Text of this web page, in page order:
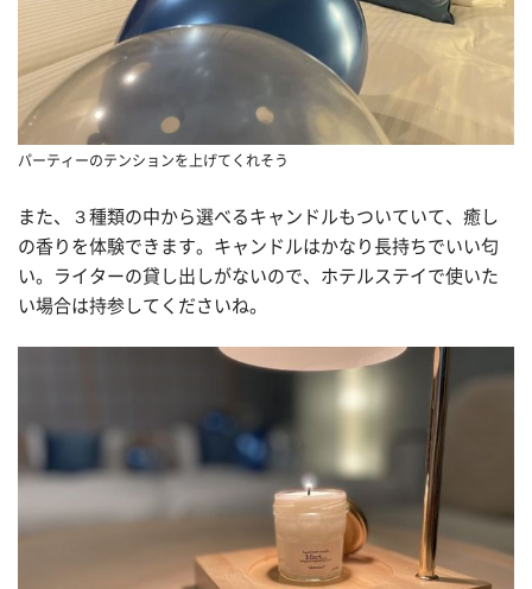
パーティーのテンションを上げてくれそう
また、３種類の中から選べるキャンドルもついていて、癒し
の香りを体験できます。キャンドルはかなり長持ちでいい匂
い。ライターの貸し出しがないので、ホテルステイで使いた
い場合は持参してくださいね。